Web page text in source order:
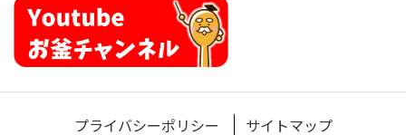
プライバシーポリシー サイトマップ